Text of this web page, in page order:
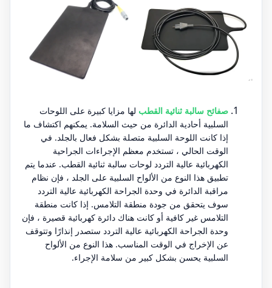
صفائح سالبة ثنائية القطب لها مزايا كبيرة على اللوحات
السلبية أحادية الدائرة من حيث السلامة. يمكنهم اكتشاف ما
إذا كانت اللوحة السلبية متصلة بشكل فعال بالجلد. في
الوقت الحالي ، تستخدم معظم الإجراءات الجراحية
الكهربائية عالية التردد لوحات سالبة ثنائية القطب. عندما يتم
تطبيق هذا النوع من الألواح السلبية على الجلد ، فإن نظام
مراقبة الدائرة في وحدة الجراحة الكهربائية عالية التردد
سوف يتحقق من جودة منطقة التلامس. إذا كانت منطقة
التلامس غير كافية أو كانت هناك دائرة كهربائية قصيرة ، فإن
وحدة الجراحة الكهربائية عالية التردد ستصدر إنذارًا وتتوقف
عن الإخراج في الوقت المناسب. هذا النوع من الألواح
السلبية يحسن بشكل كبير من سلامة الإجراء.